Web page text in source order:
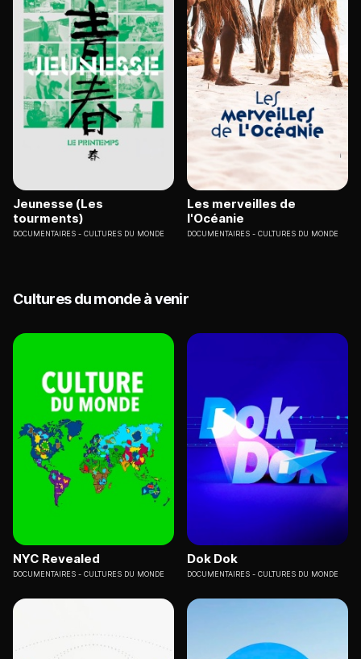
Jeunesse (Les
tourments)
DOCUMENTAIRES CULTURES DU MONDE
Les merveilles de
l'Océanie
DOCUMENTAIRES CULTURES DU MONDE
Cultures du monde à venir
NYC Revealed
DOCUMENTAIRES CULTURES DU MONDE
Dok Dok
DOCUMENTAIRES CULTURES DU MONDE